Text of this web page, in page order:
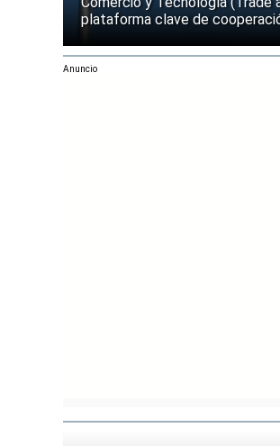
plataforma clave de
Anuncio